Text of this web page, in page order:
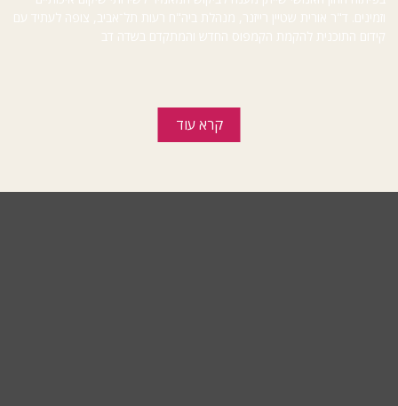
וזמינים. ד"ר אורית שטיין רייזנר, מנהלת ביה"ח רעות תל־אביב, צופה לעתיד עם
קידום התוכנית להקמת הקמפוס החדש והמתקדם בשדה דב
קרא עוד